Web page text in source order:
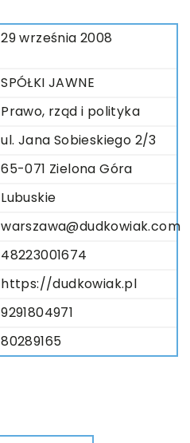
29 września 2008
SPÓŁKI JAWNE
Prawo, rząd i polityka
ul. Jana Sobieskiego 2/3
65-071 Zielona Góra
Lubuskie
warszawa@dudkowiak.com
48223001674
https://dudkowiak.pl
9291804971
80289165